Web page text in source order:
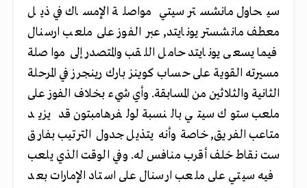
سيحاول مانشستر سيتي مواصلة الإمساك في ذيل
معطف مانشستر يونايتد, عبر الفوز على ملعب ارسنال
فيما يسعى يونايتد حامل اللقب والمتصدر إلى مواصلة
مسيرته القوية على حساب كوينز بارك رينجرز في المرحلة
الثانية والثلاثين من المسابقة. وأي شيء بخلاف الفوز على
ملعب ستوك سيتي بالنسبة لولفرهامبتون قد يزيد
متاعب الفريق, خاصة وأنه يتذيل جدول الترتيب بفارق
ست نقاط خلف أقرب منافس له. وفي الوقت الذي يلعب
فيه سيتي على ملعب ارسنال على استاد الإمارات بعد